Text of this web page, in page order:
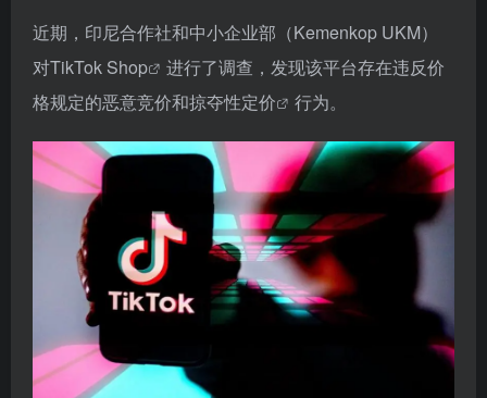
近期，印尼合作社和中小企业部（Kemenkop UKM）
对TikTok Shop
进行了调查，发现该平台存在违反价
格规定的恶意竞价和掠夺性定价 行为。